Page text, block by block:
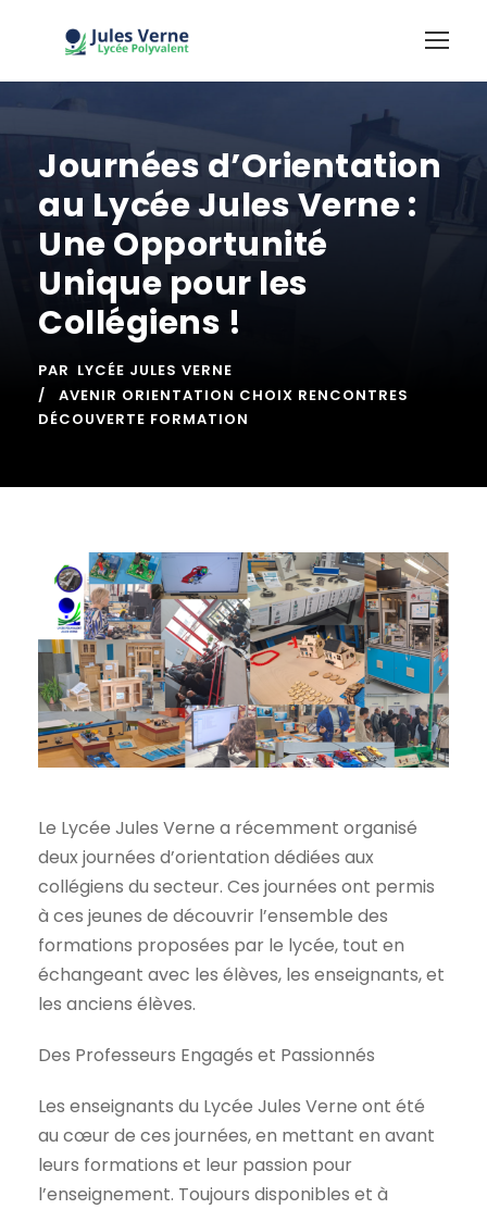
Journées d’Orientation
au Lycée Jules Verne :
Une Opportunité
Unique pour les
Collégiens !
PAR LYCÉE JULES VERNE
AVENIR ORIENTATION CHOIX RENCONTRES
DÉCOUVERTE FORMATION
Le Lycée Jules Verne a récemment organisé
deux journées d’orientation dédiées aux
collégiens du secteur. Ces journées ont permis
à ces jeunes de découvrir l’ensemble des
formations proposées par le lycée, tout en
échangeant avec les élèves, les enseignants, et
les anciens élèves.
Des Professeurs Engagés et Passionnés
Les enseignants du Lycée Jules Verne ont été
au cœur de ces journées, en mettant en avant
leurs formations et leur passion pour
l’enseignement. Toujours disponibles et à